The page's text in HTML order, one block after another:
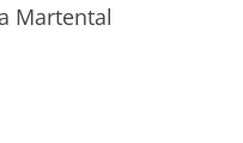
Martental